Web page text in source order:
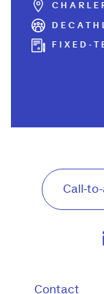
FIXED-
Call-
Contact